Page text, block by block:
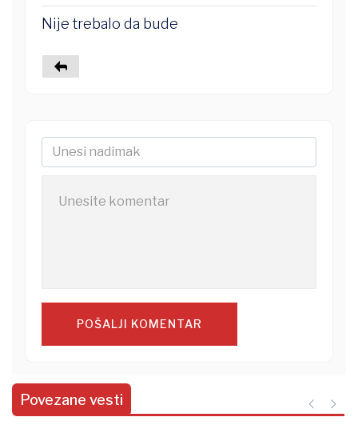
Nije trebalo da bude
POŠALJI KOMENTAR
Povezane vesti